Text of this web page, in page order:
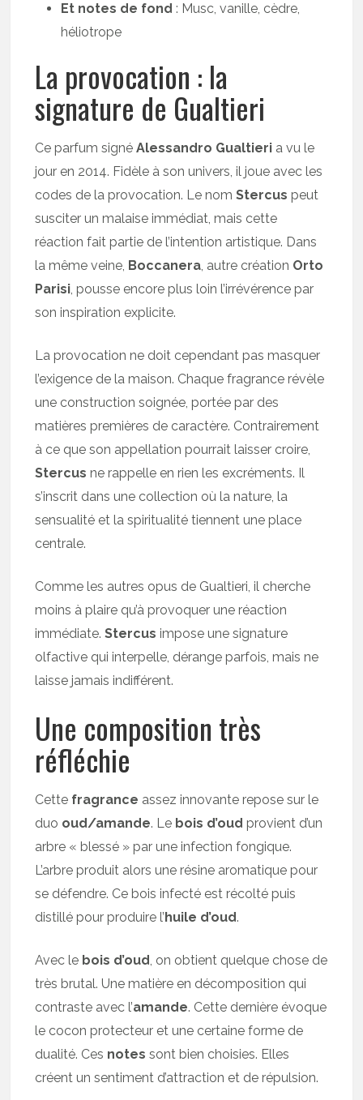
Et notes de fond : Musc, vanille, cèdre,
héliotrope
La provocation : la
signature de Gualtieri
Ce parfum signéAlessandro Gualtieri a vu le
jour en 2014. Fidèle à son univers, il joue avec les
codes de la provocation. Le nomStercus peut
susciter un malaise immédiat, mais cette
réaction fait partie de l’intention artistique. Dans
la même veine, Boccanera, autre création Orto
Parisi, pousse encore plus loin l’irrévérence par
son inspiration explicite.
La provocation ne doit cependant pas masquer
l’exigence de la maison. Chaque fragrance révèle
une construction soignée, portée par des
matières premières de caractère. Contrairement
à ce que son appellation pourrait laisser croire,
Stercus ne rappelle en rien les excréments. Il
s’inscrit dans une collection où la nature, la
sensualité et la spiritualité tiennent une place
centrale.
Comme les autres opus de Gualtieri, il cherche
moins à plaire qu’à provoquer une réaction
immédiate.Stercus impose une signature
olfactive qui interpelle, dérange parfois, mais ne
laisse jamais indifférent.
Une composition très
réfléchie
Cette fragrance assez innovante repose sur le
duo oud/amande. Le bois d’oud provient d’un
arbre « blessé » par une infection fongique.
L’arbre produit alors une résine aromatique pour
se défendre. Ce bois infecté est récolté puis
distillé pour produire l’huile d’oud.
Avec le bois d’oud, on obtient quelque chose de
très brutal. Une matière en décomposition qui
contraste avec l’amande. Cette dernière évoque
le cocon protecteur et une certaine forme de
dualité. Ces notes sont bien choisies. Elles
créent un sentiment d’attraction et de répulsion.